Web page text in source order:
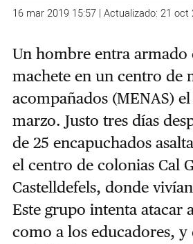
16 mar 2019 15:57 | Actualizado: 21 oct
Un hombre entra armado
machete en un centro de
acompañados (MENAS)
marzo. Justo tres días
de 25 encapuchados
el centro de colonias Cal
Castelldefels, donde
Este grupo intenta atacar
como a los educadores, y